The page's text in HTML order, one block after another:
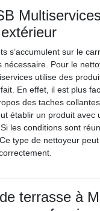
s’accumulent sur le
nécessaire. Pour le
utilise des
En effet, il est plus
des taches
établir un produit avec
Si les conditions sont
type de nettoyeur
terrasse à